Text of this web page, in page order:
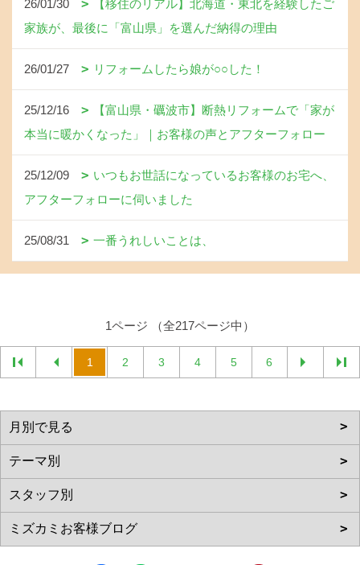
26/01/30
【移住のリアル】北海道・東北を経験したご
家族が、最後に「富山県」を選んだ納得の理由
26/01/27 リフォームしたら娘が○○した！
25/12/16
【富山県・礪波市】断熱リフォームで「家が
本当に暖かくなった」｜お客様の声とアフターフォロー
25/12/09
いつもお世話になっているお客様のお宅へ、
アフターフォローに伺いました
25/08/31 一番うれしいことは、
1ページ （全217ページ中）
1 2 3 4 5 6